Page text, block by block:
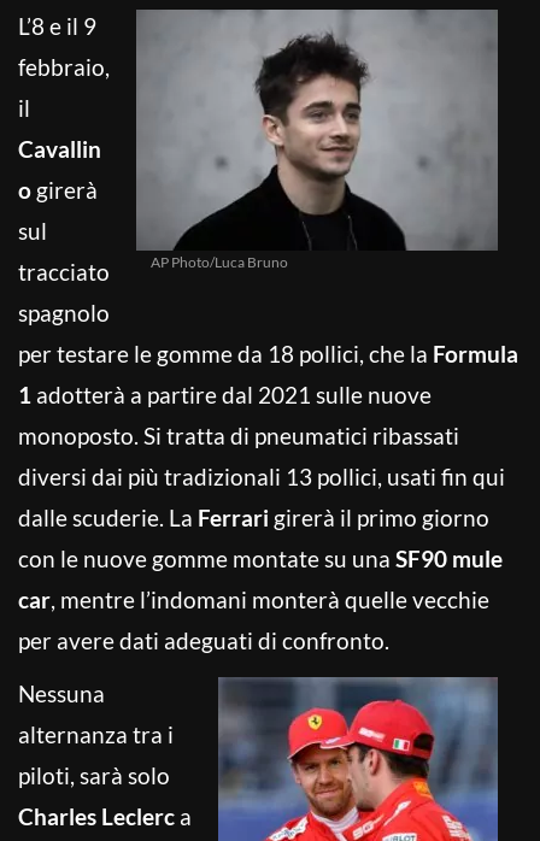
AP Photo/Luca Bruno
L’8 e il 9
febbraio,
il
Cavallin
o girerà
sul
tracciato
spagnolo
per testare le gomme da 18 pollici, che la Formula
1 adotterà a partire dal 2021 sulle nuove
monoposto. Si tratta di pneumatici ribassati
diversi dai più tradizionali 13 pollici, usati fin qui
dalle scuderie. La Ferrari girerà il primo giorno
con le nuove gomme montate su una SF90 mule
car, mentre l’indomani monterà quelle vecchie
per avere dati adeguati di confronto.
Nessuna
alternanza tra i
piloti, sarà solo
Charles Leclerc a